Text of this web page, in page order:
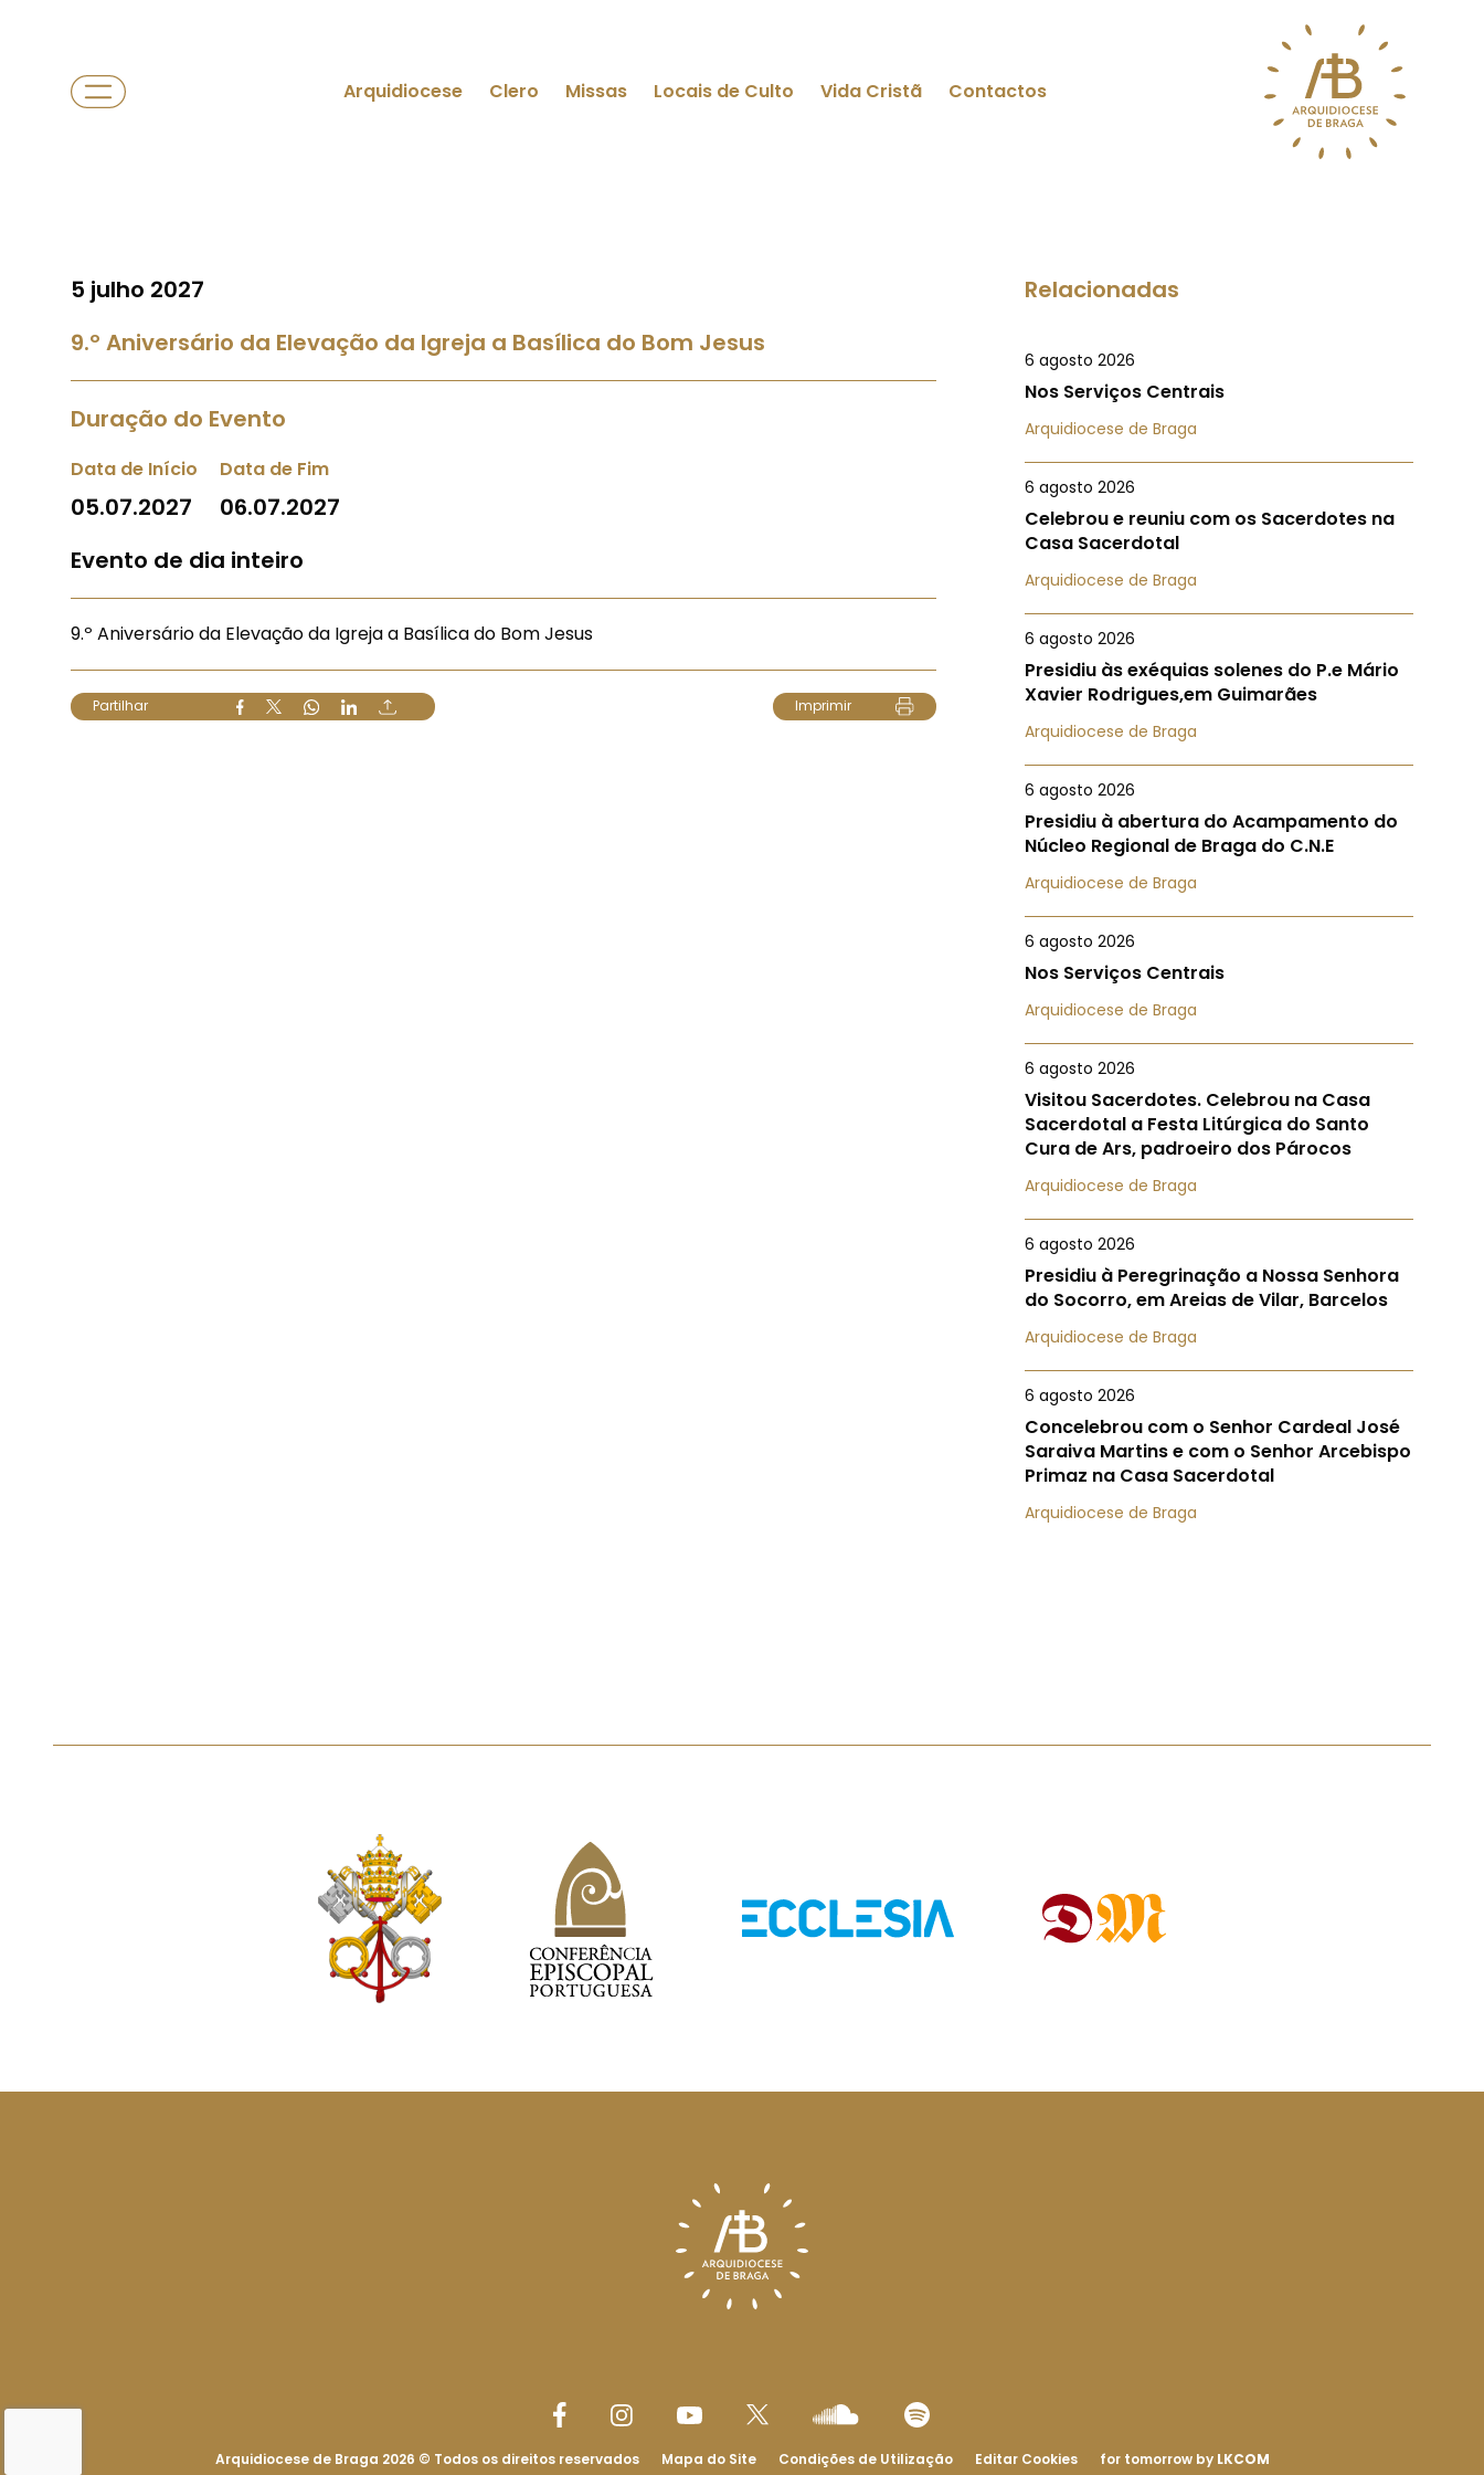
Arquidiocese Clero Missas Locais de Culto Vida Cristã Contactos
5 julho 2027
9.º Aniversário da Elevação da Igreja a Basílica do Bom Jesus
Duração do Evento
Data de Início
05.07.2027
Data de Fim
06.07.2027
Evento de dia inteiro
9.º Aniversário da Elevação da Igreja a Basílica do Bom Jesus
Partilhar Imprimir
Relacionadas
6 agosto 2026
Nos Serviços Centrais
Arquidiocese de Braga
6 agosto 2026
Celebrou e reuniu com os Sacerdotes na
Casa Sacerdotal
Arquidiocese de Braga
6 agosto 2026
Presidiu às exéquias solenes do P.e Mário
Xavier Rodrigues,em Guimarães
Arquidiocese de Braga
6 agosto 2026
Presidiu à abertura do Acampamento do
Núcleo Regional de Braga do C.N.E
Arquidiocese de Braga
6 agosto 2026
Nos Serviços Centrais
Arquidiocese de Braga
6 agosto 2026
Visitou Sacerdotes. Celebrou na Casa
Sacerdotal a Festa Litúrgica do Santo
Cura de Ars, padroeiro dos Párocos
Arquidiocese de Braga
6 agosto 2026
Presidiu à Peregrinação a Nossa Senhora
do Socorro, em Areias de Vilar, Barcelos
Arquidiocese de Braga
6 agosto 2026
Concelebrou com o Senhor Cardeal José
Saraiva Martins e com o Senhor Arcebispo
Primaz na Casa Sacerdotal
Arquidiocese de Braga
Arquidiocese de Braga 2026 © Todos os direitos reservados Mapa do Site Condições de Utilização Editar Cookies for tomorrow by LKCOM